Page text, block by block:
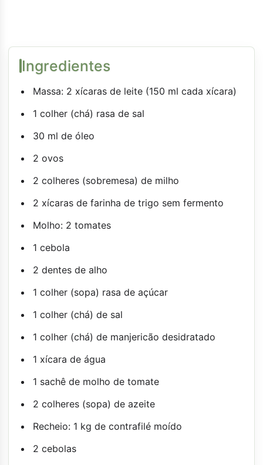
Ingredientes
Massa: 2 xícaras de leite (150 ml cada xícara)
1 colher (chá) rasa de sal
30 ml de óleo
2 ovos
2 colheres (sobremesa) de milho
2 xícaras de farinha de trigo sem fermento
Molho: 2 tomates
1 cebola
2 dentes de alho
1 colher (sopa) rasa de açúcar
1 colher (chá) de sal
1 colher (chá) de manjericão desidratado
1 xícara de água
1 sachê de molho de tomate
2 colheres (sopa) de azeite
Recheio: 1 kg de contrafilé moído
2 cebolas